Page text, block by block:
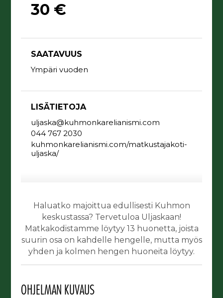
30 €
SAATAVUUS
Ympäri vuoden
LISÄTIETOJA
uljaska@kuhmonkarelianismi.com
044 767 2030
kuhmonkarelianismi.com/matkustajakoti-
uljaska/
Haluatko majoittua edullisesti Kuhmon
keskustassa? Tervetuloa Uljaskaan!
Matkakodistamme löytyy 13 huonetta, joista
suurin osa on kahdelle hengelle, mutta myös
yhden ja kolmen hengen huoneita löytyy.
OHJELMAN KUVAUS